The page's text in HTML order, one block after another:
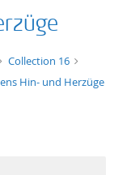
Collection 16
Hin- und Herzüge